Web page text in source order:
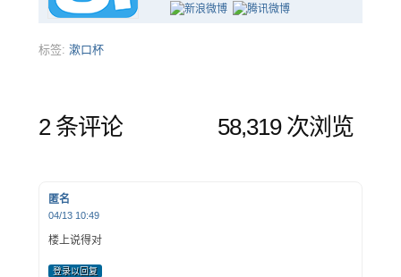
标签: 漱口杯
2 条评论 58,319 次浏览
匿名
04/13 10:49
楼上说得对
登录以回复